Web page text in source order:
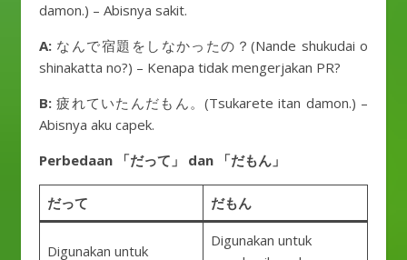
damon.) – Abisnya sakit.
A: なんで宿題をしなかったの？(Nande shukudai o
shinakatta no?) – Kenapa tidak mengerjakan PR?
B: 疲れていたんだもん。(Tsukarete itan damon.) –
Abisnya aku capek.
Perbedaan 「だって」 dan 「だもん」
だって だもん
Digunakan untuk
Digunakan untuk